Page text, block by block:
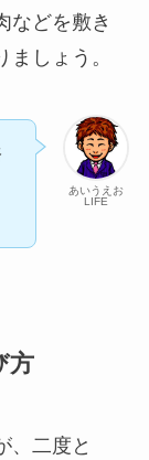
などを敷き
しょう。
あいうえお
LIFE
方
、二度と